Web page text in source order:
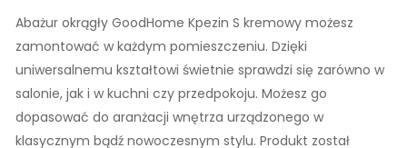
Abażur okrągły GoodHome Kpezin S kremowy możesz
zamontować w każdym pomieszczeniu. Dzięki
uniwersalnemu kształtowi świetnie sprawdzi się zarówno w
salonie, jak i w kuchni czy przedpokoju. Możesz go
dopasować do aranżacji wnętrza urządzonego w
klasycznym bądź nowoczesnym stylu. Produkt został